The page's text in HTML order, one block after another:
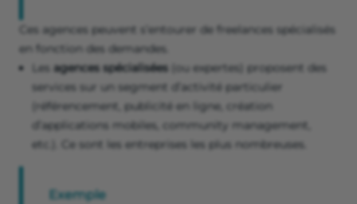
Ces agences peuvent s’entourer de freelances spécialisés
en fonction des demandes.
Les agences spécialisées (ou expertes) proposent des
services sur un segment d’activité particulier
(référencement, publicité en ligne, création
d’applications mobiles, community management,
etc.). Ce sont les entreprises les plus nombreuses.
Exemple